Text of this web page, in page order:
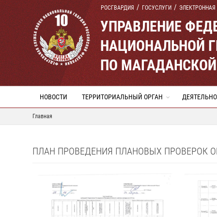
РОСГВАРДИЯ ГОСУСЛУГИ
УПРАВЛЕНИЕ
НАЦИОНАЛЬНОЙ
ПО
НОВОСТИ ТЕРРИТОРИАЛЬНЫЙ ОРГАН
Главная
ПЛАН ПРОВЕДЕНИЯ ПЛАНОВЫХ ПРОВЕРОК